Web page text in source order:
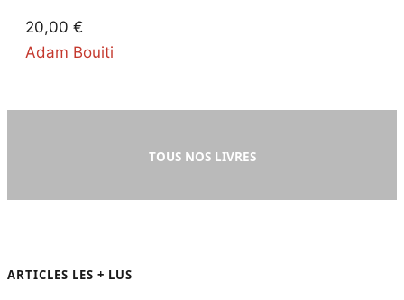
20,00 €
Adam Bouiti
TOUS NOS LIVRES
ARTICLES LES + LUS